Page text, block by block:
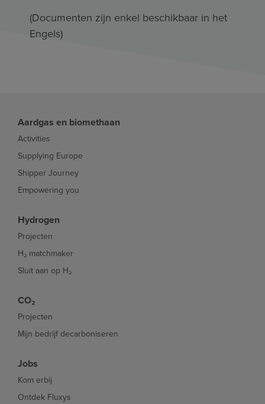
(Documenten zijn enkel beschikbaar in het
Engels)
Aardgas en biomethaan
Activities
Supplying Europe
Shipper Journey
Empowering you
Hydrogen
Projecten
H₂ matchmaker
Sluit aan op H₂
CO₂
Projecten
Mijn bedrijf decarboniseren
Jobs
Kom erbij
Ontdek Fluxys